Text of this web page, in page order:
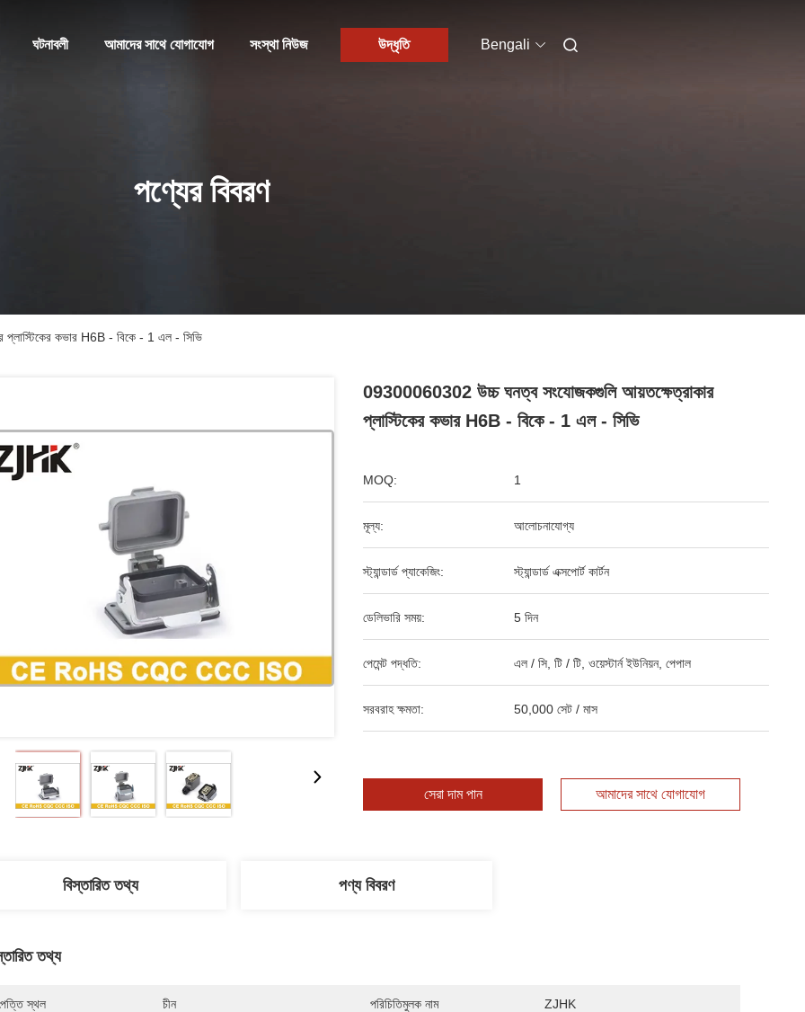
ঘটনাবলী আমাদের সাথে যোগাযোগ সংস্থা নিউজ উদ্ধৃতি Bengali
পণ্যের বিবরণ
কভার H6B - বিকে - 1 এল - সিভি
09300060302 উচ্চ ঘনত্ব সংযোজকগুলি আয়তক্ষেত্রাকার
প্লাস্টিকের কভার H6B - বিকে - 1 এল - সিভি
MOQ: 1
মূল্য: আলোচনাযোগ্য
স্ট্যান্ডার্ড প্যাকেজিং: স্ট্যান্ডার্ড এক্সপোর্ট কার্টন
ডেলিভারি সময়: 5 দিন
পেমেন্ট পদ্ধতি: এল / সি, টি / টি, ওয়েস্টার্ন ইউনিয়ন, পেপাল
সরবরাহ ক্ষমতা: 50,000 সেট / মাস
সেরা দাম পান আমাদের সাথে যোগাযোগ
বিস্তারিত তথ্য পণ্য বিবরণ
তথ্য
স্থল চীন পরিচিতিমুলক নাম ZJHK